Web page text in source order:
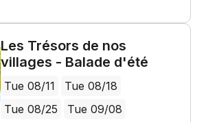
Les Trésors de nos
villages - Balade d'été
Tue 08/11
Tue 08/18
Tue 08/25
Tue 09/08